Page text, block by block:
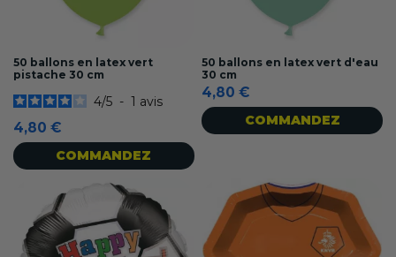
50 ballons en latex vert
pistache 30 cm
4/5 - 1 avis
4,80 €
COMMANDEZ
50 ballons en latex vert d'eau
30 cm
4,80 €
COMMANDEZ